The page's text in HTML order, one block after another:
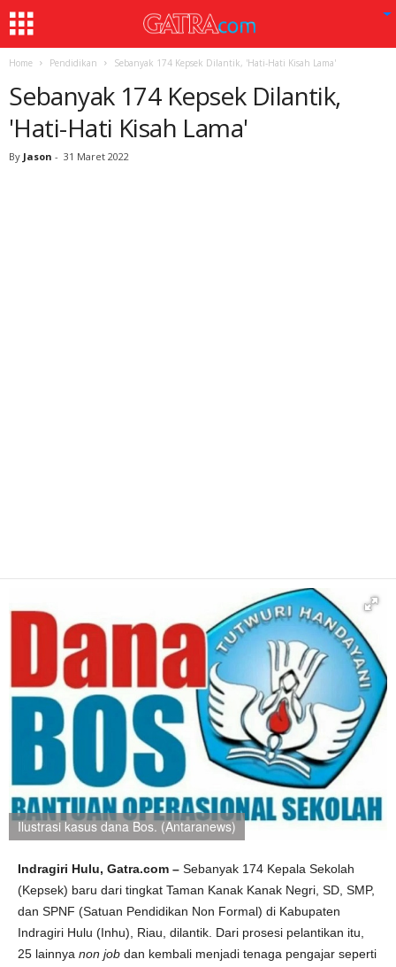
Home Pendidikan Sebanyak 174 Kepsek Dilantik, 'Hati-Hati Kisah Lama'
Sebanyak 174 Kepsek Dilantik,
'Hati-Hati Kisah Lama'
By Jason - 31 Maret 2022
Ilustrasi kasus dana Bos. (Antaranews)
Indragiri Hulu, Gatra.com – Sebanyak 174 Kepala Sekolah
(Kepsek) baru dari tingkat Taman Kanak Kanak Negri, SD, SMP,
dan SPNF (Satuan Pendidikan Non Formal) di Kabupaten
Indragiri Hulu (Inhu), Riau, dilantik. Dari prosesi pelantikan itu,
25 lainnya non job dan kembali menjadi tenaga pengajar seperti